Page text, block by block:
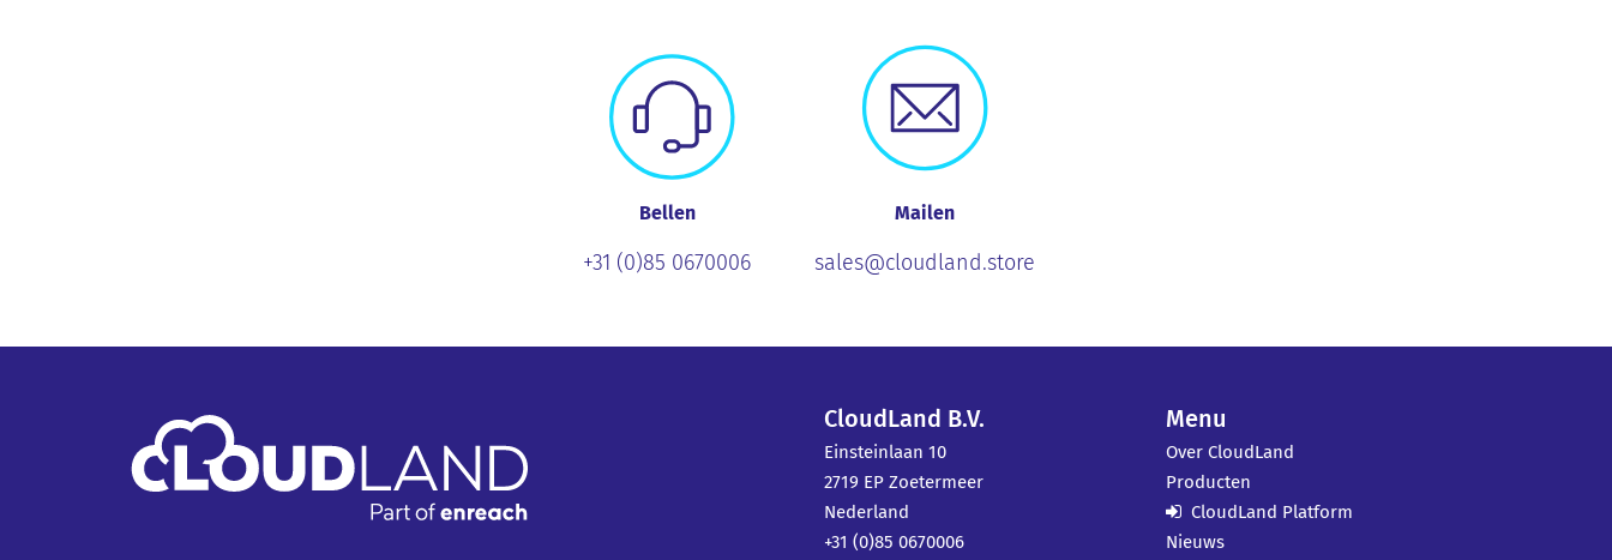
Bellen
+31 (0)85 0670006
Mailen
sales@cloudland.store
CloudLand B.V.
Einsteinlaan 10
2719 EP Zoetermeer
Nederland
+31 (0)85 0670006
Menu
Over CloudLand
Producten
CloudLand Platform
Nieuws